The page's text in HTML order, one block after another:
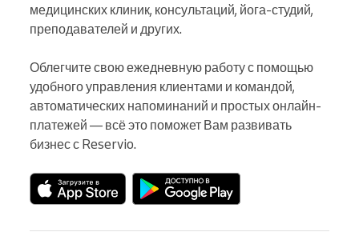
медицинских клиник, консультаций, йога-студий,
преподавателей и других.
Облегчите свою ежедневную работу с помощью
удобного управления клиентами и командой,
автоматических напоминаний и простых онлайн-
платежей — всё это поможет Вам развивать
бизнес с Reservio.